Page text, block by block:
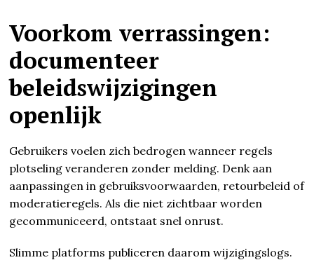
Voorkom verrassingen:
documenteer
beleidswijzigingen
openlijk
Gebruikers voelen zich bedrogen wanneer regels
plotseling veranderen zonder melding. Denk aan
aanpassingen in gebruiksvoorwaarden, retourbeleid of
moderatieregels. Als die niet zichtbaar worden
gecommuniceerd, ontstaat snel onrust.
Slimme platforms publiceren daarom wijzigingslogs.